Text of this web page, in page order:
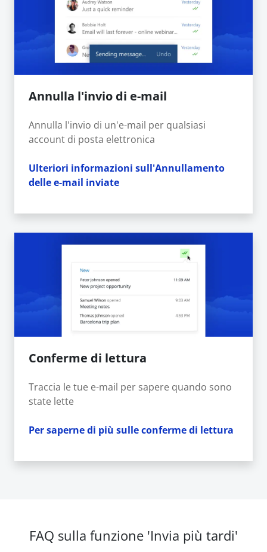
Annulla l'invio di e-mail
Annulla l'invio di un'e-mail per qualsiasi
account di posta elettronica
Ulteriori informazioni sull'Annullamento
delle e-mail inviate
Conferme di lettura
Traccia le tue e-mail per sapere quando sono
state lette
Per saperne di più sulle conferme di lettura
FAQ sulla funzione 'Invia più tardi'